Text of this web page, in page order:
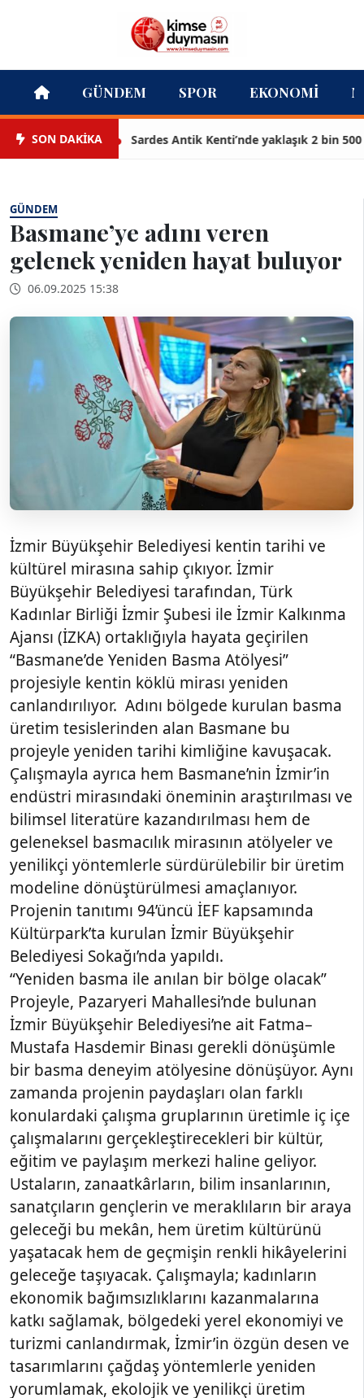
GÜNDEM SPOR EKONOMI
SON DAKİKASardes Antik Kenti’nde yaklaşık 2 bin 500
GÜNDEM
Basmane’ye adını veren
gelenek yeniden hayat buluyor
06.09.2025 15:38
İzmir Büyükşehir Belediyesi kentin tarihi ve
kültürel mirasına sahip çıkıyor. İzmir
Büyükşehir Belediyesi tarafından, Türk
Kadınlar Birliği İzmir Şubesi ile İzmir Kalkınma
Ajansı (İZKA) ortaklığıyla hayata geçirilen
“Basmane’de Yeniden Basma Atölyesi”
projesiyle kentin köklü mirası yeniden
canlandırılıyor. Adını bölgede kurulan basma
üretim tesislerinden alan Basmane bu
projeyle yeniden tarihi kimliğine kavuşacak.
Çalışmayla ayrıca hem Basmane’nin İzmir’in
endüstri mirasındaki öneminin araştırılması ve
bilimsel literatüre kazandırılması hem de
geleneksel basmacılık mirasının atölyeler ve
yenilikçi yöntemlerle sürdürülebilir bir üretim
modeline dönüştürülmesi amaçlanıyor.
Projenin tanıtımı 94’üncü İEF kapsamında
Kültürpark’ta kurulan İzmir Büyükşehir
Belediyesi Sokağı’nda yapıldı.
“Yeniden basma ile anılan bir bölge olacak”
Projeyle, Pazaryeri Mahallesi’nde bulunan
İzmir Büyükşehir Belediyesi’ne ait Fatma–
Mustafa Hasdemir Binası gerekli dönüşümle
bir basma deneyim atölyesine dönüşüyor. Aynı
zamanda projenin paydaşları olan farklı
konulardaki çalışma gruplarının üretimle iç içe
çalışmalarını gerçekleştirecekleri bir kültür,
eğitim ve paylaşım merkezi haline geliyor.
Ustaların, zanaatkârların, bilim insanlarının,
sanatçıların gençlerin ve meraklıların bir araya
geleceği bu mekân, hem üretim kültürünü
yaşatacak hem de geçmişin renkli hikâyelerini
geleceğe taşıyacak. Çalışmayla; kadınların
ekonomik bağımsızlıklarını kazanmalarına
katkı sağlamak, bölgedeki yerel ekonomiyi ve
turizmi canlandırmak, İzmir’in özgün desen ve
tasarımlarını çağdaş yöntemlerle yeniden
yorumlamak, ekolojik ve yenilikçi üretim